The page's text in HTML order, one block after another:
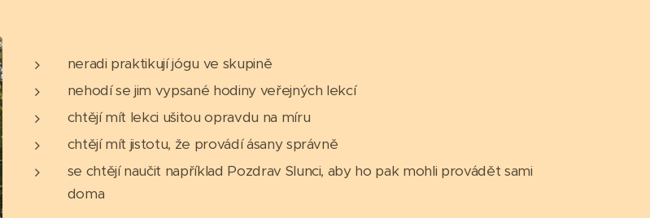
neradi praktikují jógu ve skupině
nehodí se jim vypsané hodiny veřejných lekcí
chtějí mít lekci ušitou opravdu na míru
chtějí mít jistotu, že provádí ásany správně
se chtějí naučit například Pozdrav Slunci, aby ho pak mohli provádět sami
doma